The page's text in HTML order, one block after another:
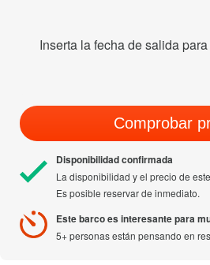
Inserta la fecha de salida
Comprobar
Disponibilidad confirmada
La disponibilidad y el precio de
Es posible reservar de inmediato.
Este barco es interesante para
5+ personas están pensando en